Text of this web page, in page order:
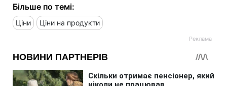
Більше по темі:
Ціни Ціни на продукти